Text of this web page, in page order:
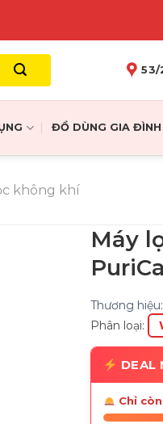
53/
ĐỒ DÙNG GIA ĐÌNH
không khí
Máy
Thương hiệu:
Phân loại:
DEAL
Chỉ